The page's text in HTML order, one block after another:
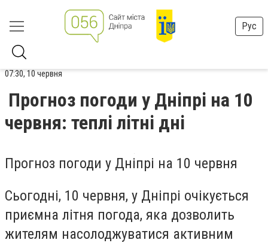
Рус
07:30, 10 червня
Прогноз погоди у Дніпрі на 10
червня: теплі літні дні
Прогноз погоди у Дніпрі на 10 червня
Сьогодні, 10 червня, у Дніпрі очікується
приємна літня погода, яка дозволить
жителям насолоджуватися активним